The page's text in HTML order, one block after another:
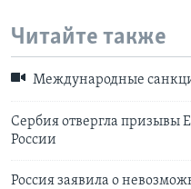
Читайте также
Международные
Сербия отвергла призывы
России
Россия заявила о